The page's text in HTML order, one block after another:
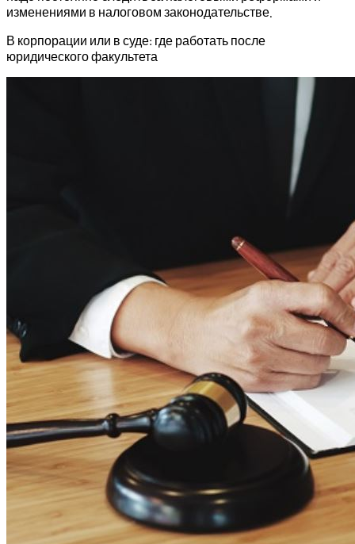
изменениями в налоговом законодательстве.
В корпорации или в суде: где работать после
юридического факультета